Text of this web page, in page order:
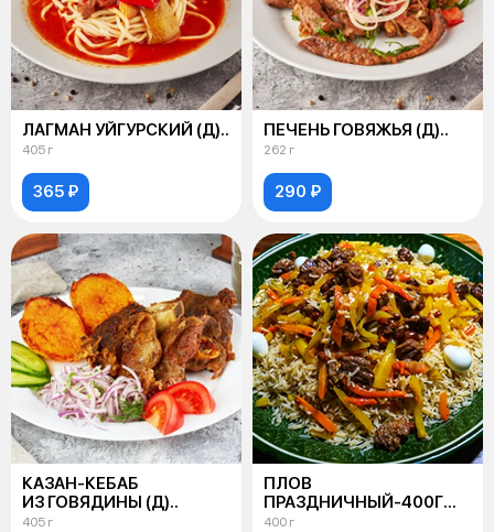
ЛАГМАН УЙГУРСКИЙ (Д)..
405 г
365 ₽
ПЕЧЕНЬ ГОВЯЖЬЯ (Д)..
262 г
290 ₽
КАЗАН-КЕБАБ
ИЗ ГОВЯДИНЫ (Д)..
405 г
ПЛОВ
ПРАЗДНИЧНЫЙ-400Г
(Д)..
400 г